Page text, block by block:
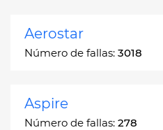
Aerostar
Número de fallas: 3018
Aspire
Número de fallas: 278